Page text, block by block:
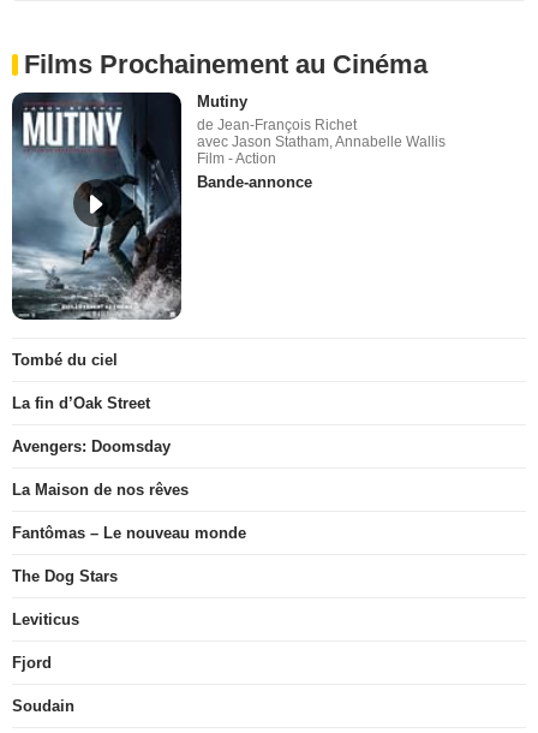
Films Prochainement au Cinéma
Mutiny
de Jean-François Richet
avec Jason Statham, Annabelle Wallis
Film - Action
Bande-annonce
Tombé du ciel
La fin d’Oak Street
Avengers: Doomsday
La Maison de nos rêves
Fantômas – Le nouveau monde
The Dog Stars
Leviticus
Fjord
Soudain